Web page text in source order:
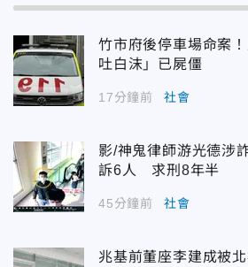
竹市府後停車場命案
吐白沫」已屍僵
17分鐘前 社會
影/神鬼律師游光德涉
訴6人 求刑8年半
45分鐘前 社會
兆基前董座李建成被